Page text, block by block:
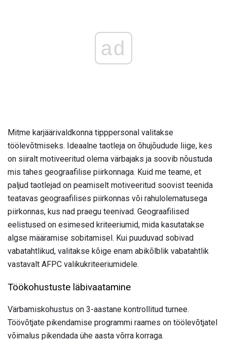
ad
Mitme karjäärivaldkonna tipppersonal valitakse
töölevõtmiseks. Ideaalne taotleja on õhujõudude liige, kes
on siiralt motiveeritud olema värbajaks ja soovib nõustuda
mis tahes geograafilise piirkonnaga. Kuid me teame, et
paljud taotlejad on peamiselt motiveeritud soovist teenida
teatavas geograafilises piirkonnas või rahulolematusega
piirkonnas, kus nad praegu teenivad. Geograafilised
eelistused on esimesed kriteeriumid, mida kasutatakse
algse määramise sobitamisel. Kui puuduvad sobivad
vabatahtlikud, valitakse kõige enam abikõlblik vabatahtlik
vastavalt AFPC valikukriteeriumidele.
Töökohustuste läbivaatamine
Värbamiskohustus on 3-aastane kontrollitud turnee.
Töövõtjate pikendamise programmi raames on töölevõtjatel
võimalus pikendada ühe aasta võrra korraga.